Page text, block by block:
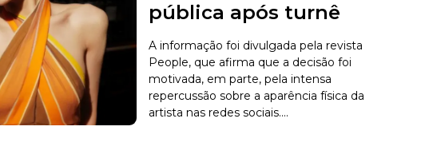
pública após turnê
A informação foi divulgada pela revista
People, que afirma que a decisão foi
motivada, em parte, pela intensa
repercussão sobre a aparência física da
artista nas redes sociais....